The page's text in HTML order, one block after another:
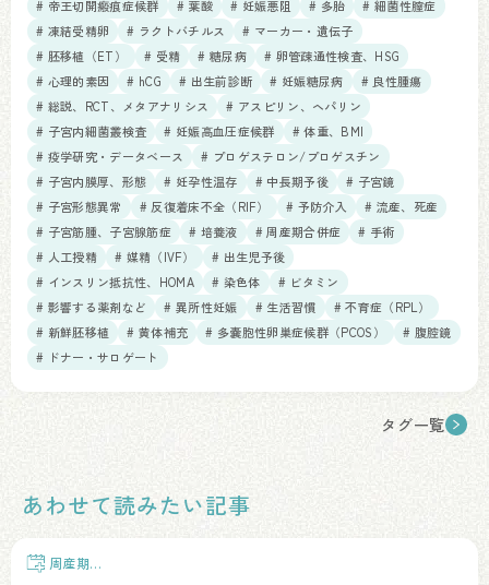
# 帝王切開瘢痕症候群
# 葉酸 # 妊娠悪阻 # 多胎
# 細菌性膣症
# 凍結受精卵
# ラクトバチルス
# マーカー・遺伝子
# 胚移植（ET）
# 受精 # 糖尿病
# 卵管疎通性検査、HSG
# 心理的素因
# hCG # 出生前診断 # 妊娠糖尿病
# 良性腫瘍
# 総説、RCT、メタアナリシス
# アスピリン、ヘパリン
# 子宮内細菌叢検査
# 妊娠高血圧症候群
# 体重、BMI
# 疫学研究・データベース
# プロゲステロン/プロゲスチン
# 子宮内膜厚、形態
# 妊孕性温存 # 中長期予後
# 子宮鏡
# 子宮形態異常
# 反復着床不全（RIF） # 予防介入
# 流産、死産
# 子宮筋腫、子宮腺筋症
# 培養液 # 周産期合併症
# 手術
# 人工授精
# 媒精（IVF）
# 出生児予後
# インスリン抵抗性、HOMA
# 染色体
# ビタミン
# 影響する薬剤など
# 異所性妊娠 # 生活習慣
# 不育症（RPL）
# 新鮮胚移植
# 黄体補充 # 多嚢胞性卵巣症候群（PCOS）
# 腹腔鏡
# ドナー・サロゲート
タグ一覧
あわせて読みたい記事
周産期予